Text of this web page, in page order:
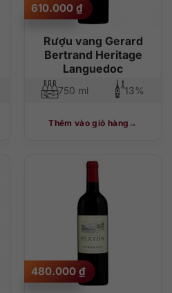
Rượu vang Gerard
Bertrand Heritage
Languedoc
610.000 ₫
750 ml 13%
Thêm vào giỏ hàng
480.000 ₫